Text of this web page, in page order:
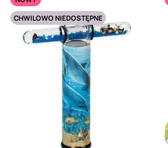
CHWILOWO NIEDOSTĘPNE